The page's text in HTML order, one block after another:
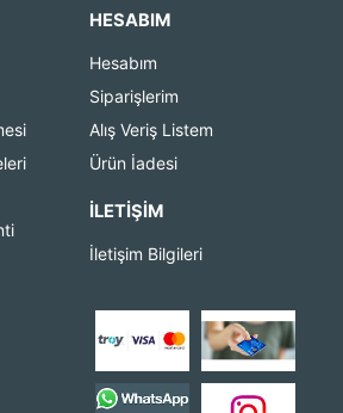
HESABIM
Hesabım
Siparişlerim
Alış Veriş Listem
Ürün İadesi
İLETIŞIM
İletişim Bilgileri